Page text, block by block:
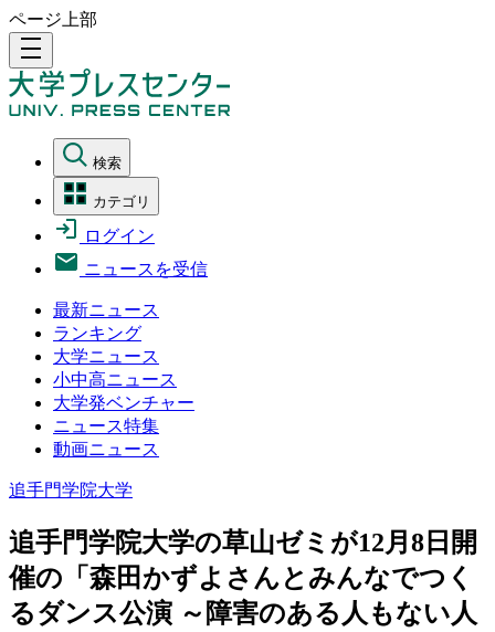
ページ上部
density_medium
検索
カテゴリ
ログイン
ニュースを受信
最新ニュース
ランキング
大学ニュース
小中高ニュース
大学発ベンチャー
ニュース特集
動画ニュース
追手門学院大学
追手門学院大学の草山ゼミが12月8日開
催の「森田かずよさんとみんなでつく
るダンス公演 ～障害のある人もない人